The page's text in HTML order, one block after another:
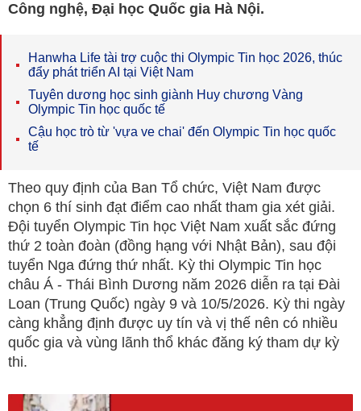
Công nghệ, Đại học Quốc gia Hà Nội.
Hanwha Life tài trợ cuộc thi Olympic Tin học 2026, thúc
đẩy phát triển AI tại Việt Nam
Tuyên dương học sinh giành Huy chương Vàng
Olympic Tin học quốc tế
Cậu học trò từ 'vựa ve chai' đến Olympic Tin học quốc
tế
Theo quy định của Ban Tổ chức, Việt Nam được
chọn 6 thí sinh đạt điểm cao nhất tham gia xét giải.
Đội tuyển Olympic Tin học Việt Nam xuất sắc đứng
thứ 2 toàn đoàn (đồng hạng với Nhật Bản), sau đội
tuyển Nga đứng thứ nhất. Kỳ thi Olympic Tin học
châu Á - Thái Bình Dương năm 2026 diễn ra tại Đài
Loan (Trung Quốc) ngày 9 và 10/5/2026. Kỳ thi ngày
càng khẳng định được uy tín và vị thế nên có nhiều
quốc gia và vùng lãnh thổ khác đăng ký tham dự kỳ
thi.